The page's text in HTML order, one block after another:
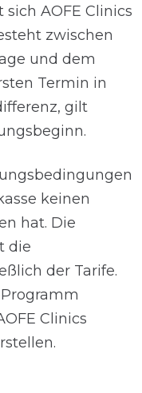
AOFE Clinics
zwischen
und dem
Termin in
gilt
keinen
hat. Die
die
der Tarife.
Clinics